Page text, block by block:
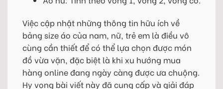
Việc cập nhật những thông tin hữu ích về
bảng size áo của nam, nữ, trẻ em là điều vô
cùng cần thiết để có thể lựa chọn được món
đồ vừa vặn, đặc biệt là khi xu hướng mua
hàng online đang ngày càng được ưa chuộng.
Hy vọng bài viết này đã cung cấp và giải đáp